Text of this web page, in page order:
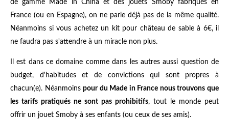
de gamme Made in China et des jouets Smoby fabriqués en
France (ou en Espagne), on ne parle déjà pas de la même qualité.
Néanmoins si vous achetez un kit pour château de sable à 6€, il
ne faudra pas s'attendre à un miracle non plus.
Il est dans ce domaine comme dans les autres aussi question de
budget, d'habitudes et de convictions qui sont propres à
chacun(e). Néanmoinspour du Made in France nous trouvons que
les tarifs pratiqués ne sont pas prohibitifs, tout le monde peut
offrir un jouet Smoby à ses enfants (ou ceux de ses amis).